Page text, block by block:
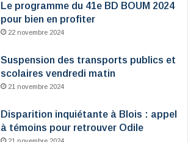
Le programme du 41e BD BOUM 2024
pour bien en profiter
22 novembre 2024
Suspension des transports publics et
scolaires vendredi matin
21 novembre 2024
Disparition inquiétante à Blois : appel
à témoins pour retrouver Odile